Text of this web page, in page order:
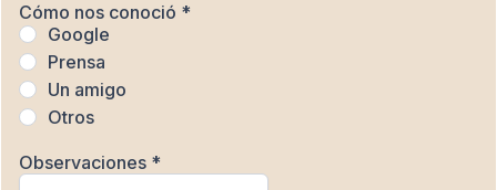
Cómo nos conoció *
Google
Prensa
Un amigo
Otros
Observaciones *